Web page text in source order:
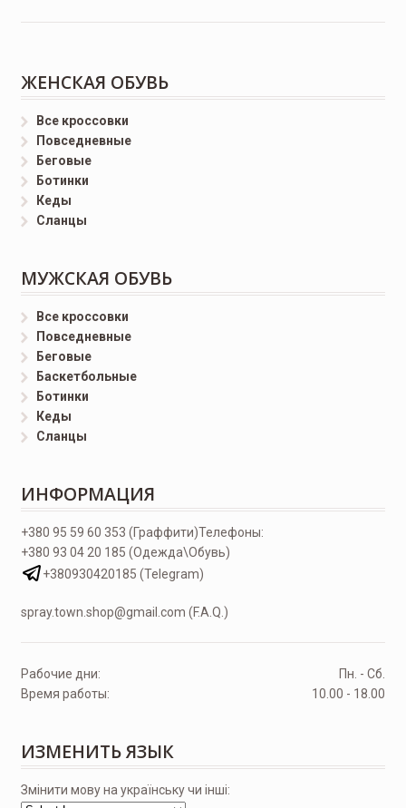
ЖЕНСКАЯ ОБУВЬ
Все кроссовки
Повседневные
Беговые
Ботинки
Кеды
Сланцы
МУЖСКАЯ ОБУВЬ
Все кроссовки
Повседневные
Беговые
Баскетбольные
Ботинки
Кеды
Сланцы
ИНФОРМАЦИЯ
Телефоны:
+380 95 59 60 353 (Граффити)
+380 93 04 20 185 (Одежда\Обувь)
+380930420185 (Telegram)
spray.town.shop@gmail.com (F.A.Q.)
Рабочие дни:
Пн. - Сб.
Время работы:
10.00 - 18.00
ИЗМЕНИТЬ ЯЗЫК
Змінити мову на українську чи інші: